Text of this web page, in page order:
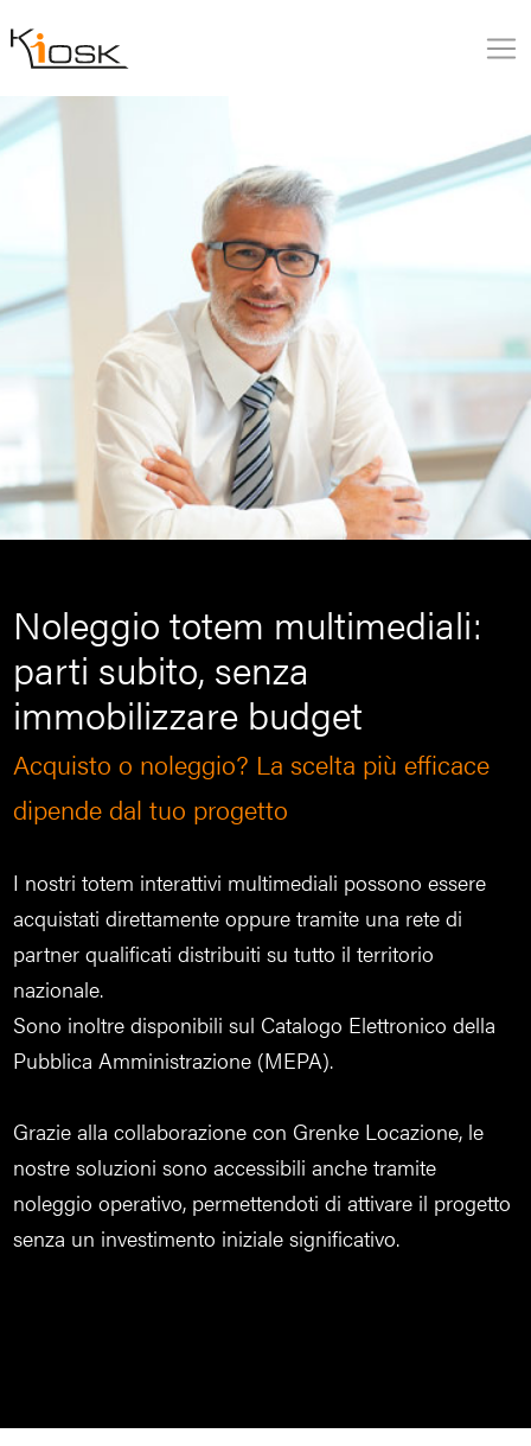
Noleggio totem multimediali:
parti subito, senza
immobilizzare budget
Acquisto o noleggio? La scelta più efficace
dipende dal tuo progetto
I nostri totem interattivi multimediali possono essere
acquistati direttamente oppure tramite una rete di
partner qualificati distribuiti su tutto il territorio
nazionale.
Sono inoltre disponibili sul Catalogo Elettronico della
Pubblica Amministrazione (MEPA).
Grazie alla collaborazione con Grenke Locazione, le
nostre soluzioni sono accessibili anche tramite
noleggio operativo, permettendoti di attivare il progetto
senza un investimento iniziale significativo.